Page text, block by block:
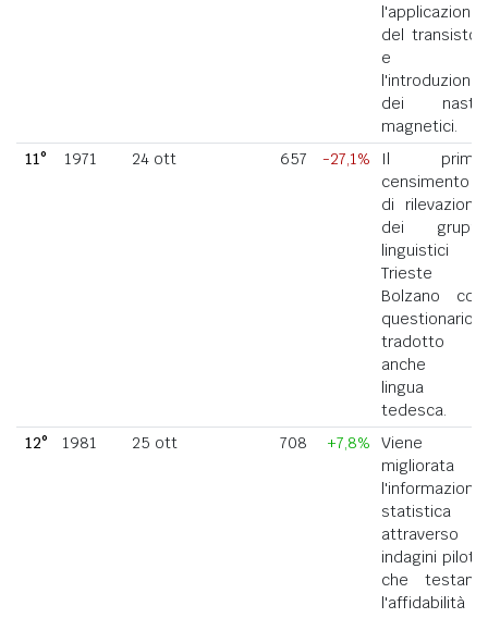
l'applicazione
del transistor
e
l'introduzione
dei nastri
magnetici.
11°
1971 24 ott 657 -27,1%
Il primo
censimento
di rilevazione
dei gruppi
linguistici di
Trieste e
Bolzano con
questionario
tradotto
anche in
lingua
tedesca.
12°
1981 25 ott 708 +7,8%
Viene
migliorata
l'informazione
statistica
attraverso
indagini pilota
che testano
l'affidabilità